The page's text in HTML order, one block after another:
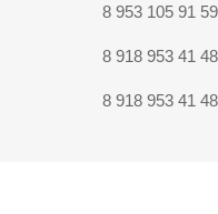
8 953 105 91 59
8 918 953 41 48
8 918 953 41 48